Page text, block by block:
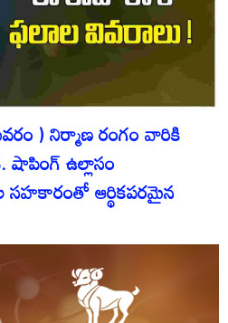
) నిర్మాణ రంగం వారికి
షాపింగ్‌ ఉల్లాసం
సహకారంతో ఆర్థికపరమైన